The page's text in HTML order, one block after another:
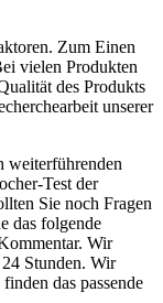
Zum Einen
vielen Produkten
des Produkts
unserer
weiterführenden
Test der
Sie noch Fragen
das folgende
Wir
Stunden. Wir
das passende